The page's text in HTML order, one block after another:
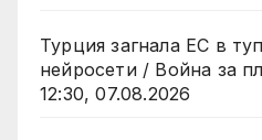
Турция загнала ЕС в
нейросети / Война за
12:30, 07.08.2026